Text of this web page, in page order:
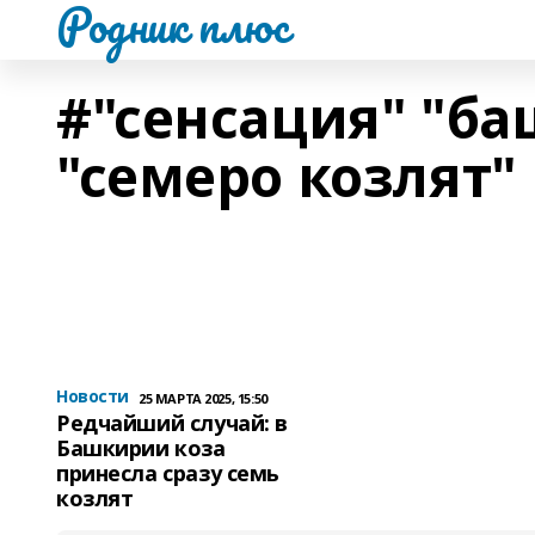
Родник плюс
#"сенсация"
"семеро козлят"
Новости 25 МАРТА 2025, 15:50
Редчайший случай: в
Башкирии коза
принесла сразу семь
козлят